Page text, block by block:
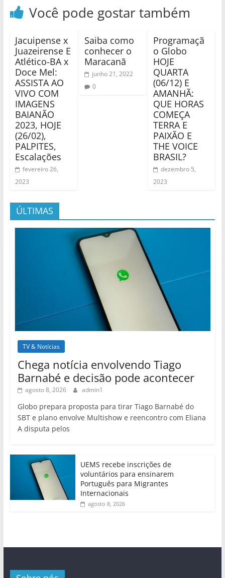
Você pode gostar também
Jacuipense x
Juazeirense E
Atlético-BA x
Doce Mel:
ASSISTA AO
VIVO COM
IMAGENS
BAIANÃO
2023, HOJE
(26/02),
PALPITES,
Escalações
fevereiro 26,
2023
Saiba como
conhecer o
Maracanã
junho 21, 2022
0
Programaçã
o Globo
HOJE
QUARTA
(06/12) E
AMANHÃ:
QUE HORAS
COMEÇA
TERRA E
PAIXÃO E
THE VOICE
BRASIL?
dezembro 5,
2023
ÚLTIMAS
TV & Notícias
Chega notícia envolvendo Tiago
Barnabé e decisão pode acontecer
agosto 8, 2026 admin1
Globo prepara proposta para tirar Tiago Barnabé do
SBT e plano envolve Multishow e reencontro com Eliana
A disputa pelos
UEMS recebe inscrições de
voluntários para ensinarem
Português para Migrantes
Internacionais
agosto 8, 2026